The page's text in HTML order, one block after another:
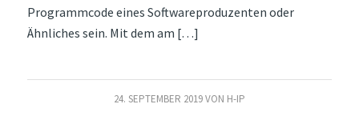
Programmcode eines Softwareproduzenten oder
Ähnliches sein. Mit dem am […]
24. SEPTEMBER 2019VON H-IP